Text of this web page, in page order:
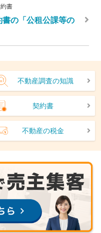
書
の「公租公課等の
不動産調査の知識
契約書
不動産の税金